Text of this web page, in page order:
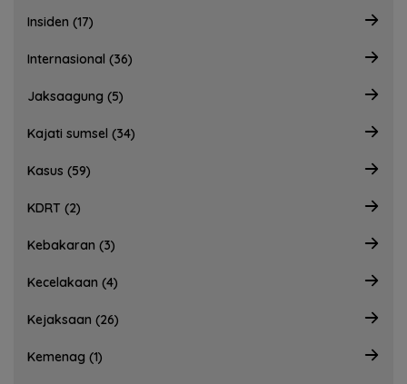
Insiden (17)
Internasional (36)
Jaksaagung (5)
Kajati sumsel (34)
Kasus (59)
KDRT (2)
Kebakaran (3)
Kecelakaan (4)
Kejaksaan (26)
Kemenag (1)